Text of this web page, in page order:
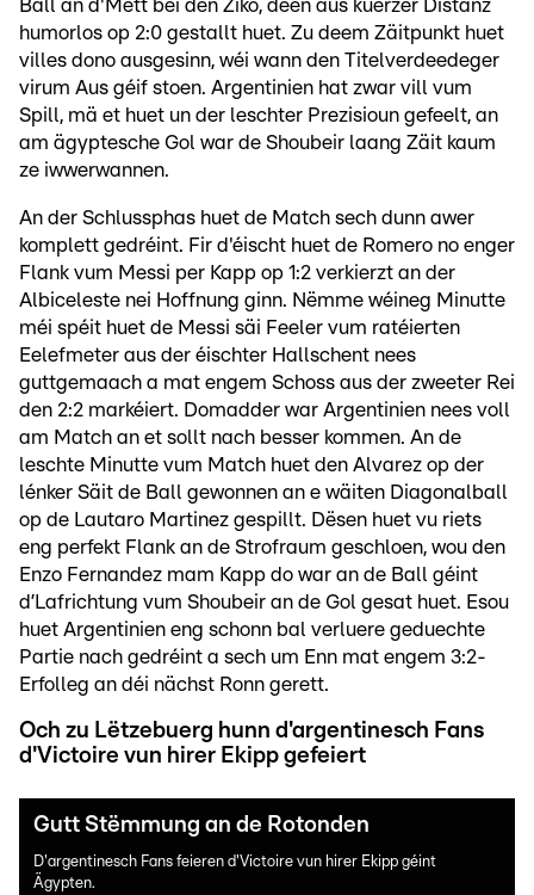
Ball an d'Mëtt bei den Ziko, deen aus kuerzer Distanz
humorlos op 2:0 gestallt huet. Zu deem Zäitpunkt huet
villes dono ausgesinn, wéi wann den Titelverdeedeger
virum Aus géif stoen. Argentinien hat zwar vill vum
Spill, mä et huet un der leschter Prezisioun gefeelt, an
am ägyptesche Gol war de Shoubeir laang Zäit kaum
ze iwwerwannen.
An der Schlussphas huet de Match sech dunn awer
komplett gedréint. Fir d'éischt huet de Romero no enger
Flank vum Messi per Kapp op 1:2 verkierzt an der
Albiceleste nei Hoffnung ginn. Nëmme wéineg Minutte
méi spéit huet de Messi säi Feeler vum ratéierten
Eelefmeter aus der éischter Hallschent nees
guttgemaach a mat engem Schoss aus der zweeter Rei
den 2:2 markéiert. Domadder war Argentinien nees voll
am Match an et sollt nach besser kommen. An de
leschte Minutte vum Match huet den Alvarez op der
lénker Säit de Ball gewonnen an e wäiten Diagonalball
op de Lautaro Martinez gespillt. Dësen huet vu riets
eng perfekt Flank an de Strofraum geschloen, wou den
Enzo Fernandez mam Kapp do war an de Ball géint
d’Lafrichtung vum Shoubeir an de Gol gesat huet. Esou
huet Argentinien eng schonn bal verluere geduechte
Partie nach gedréint a sech um Enn mat engem 3:2-
Erfolleg an déi nächst Ronn gerett.
Och zu Lëtzebuerg hunn d'argentinesch Fans
d'Victoire vun hirer Ekipp gefeiert
Gutt Stëmmung an de Rotonden
D'argentinesch Fans feieren d'Victoire vun hirer Ekipp géint
Ägypten.